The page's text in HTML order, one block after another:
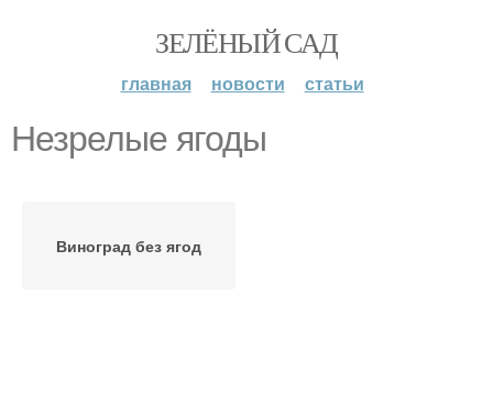
ЗЕЛЁНЫЙ САД
главная новости статьи
Незрелые ягоды
Виноград без ягод